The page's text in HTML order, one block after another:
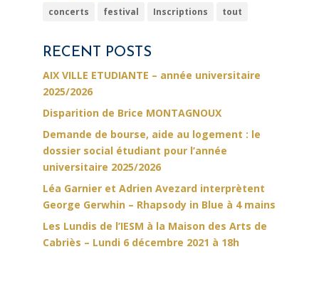
concerts festival Inscriptions tout
RECENT POSTS
AIX VILLE ETUDIANTE – année universitaire
2025/2026
Disparition de Brice MONTAGNOUX
Demande de bourse, aide au logement : le
dossier social étudiant pour l’année
universitaire 2025/2026
Léa Garnier et Adrien Avezard interprètent
George Gerwhin – Rhapsody in Blue à 4 mains
Les Lundis de l’IESM à la Maison des Arts de
Cabriès – Lundi 6 décembre 2021 à 18h